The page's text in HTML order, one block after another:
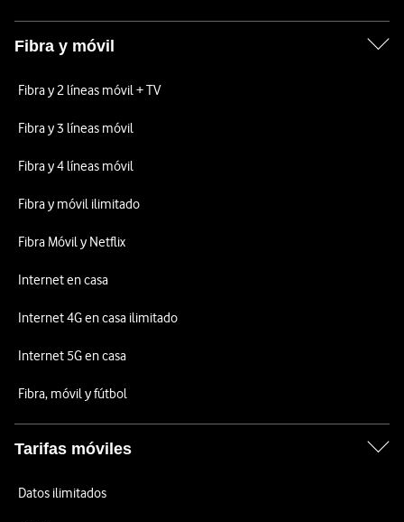
Fibra y móvil
Fibra y 2 líneas móvil + TV
Fibra y 3 líneas móvil
Fibra y 4 líneas móvil
Fibra y móvil ilimitado
Fibra Móvil y Netflix
Internet en casa
Internet 4G en casa ilimitado
Internet 5G en casa
Fibra, móvil y fútbol
Tarifas móviles
Datos ilimitados